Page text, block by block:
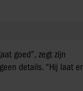
goed”, zegt zijn
details. “Hij laat er